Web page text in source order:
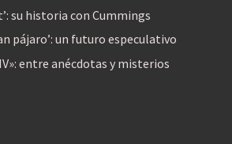
su historia con Cummings
pájaro’: un futuro especulativo
entre anécdotas y misterios